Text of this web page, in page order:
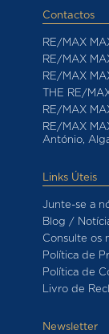
Contactos
RE/MAX
RE/MAX
RE/MAX
THE RE/
RE/MAX
RE/MAX
António,
Links Úteis
Junte-se a
Blog /
Consulte os
Política de
Política de
Livro de
Newsletter